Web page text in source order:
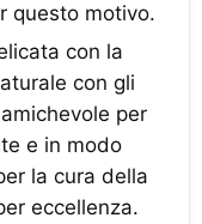
questo motivo.
con la
con gli
per
e in modo
la cura della
eccellenza.